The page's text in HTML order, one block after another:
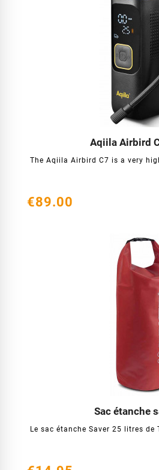
Aqiila Airbird
The Aqiila Airbird C7 is a very
 
€89.00
Sac étanche
Le sac étanche Saver 25 litres de
 